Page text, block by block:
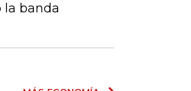
la banda